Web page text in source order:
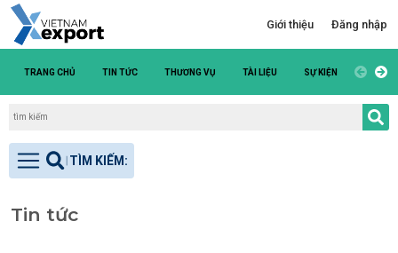
Giới thiệu Đăng nhập
TRANG CHỦ TIN TỨC THƯƠNG VỤ TÀI LIỆU SỰ KIỆN DANH
Tin tức